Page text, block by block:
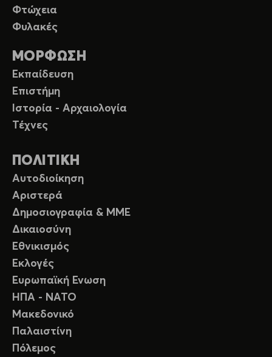
Φτώχεια
Φυλακές
ΜΟΡΦΩΣΗ
Εκπαίδευση
Επιστήμη
Ιστορία - Αρχαιολογία
Τέχνες
ΠΟΛΙΤΙΚΗ
Αυτοδιοίκηση
Αριστερά
Δημοσιογραφία & ΜΜΕ
Δικαιοσύνη
Εθνικισμός
Εκλογές
Ευρωπαϊκή Ενωση
ΗΠΑ - ΝΑΤΟ
Μακεδονικό
Παλαιστίνη
Πόλεμος